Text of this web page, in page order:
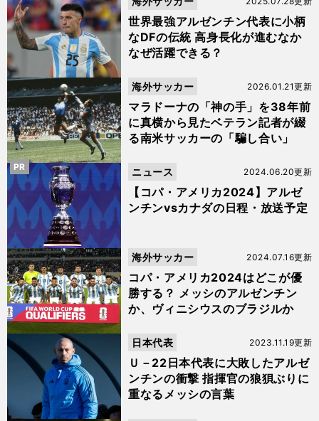
世界最強アルゼンチン代表に小柄
なDFの伝統 高身長化が進むなか
なぜ活躍できる？
マラドーナの「神の手」を38年前
に真横から見たベテラン記者が綴
る南米サッカーの「騙し合い」
2026.01.21更新
海外サッカー
【コパ・アメリカ2024】アルゼ
ンチンvsカナダの日程・放送予定
2024.06.20更新
ニュース
PR
コパ・アメリカ2024はどこが優
勝する？ メッシのアルゼンチン
か、ヴィニシウスのブラジルか
2024.07.16更新
海外サッカー
Ｕ－22日本代表に大敗したアルゼ
ンチンの衝撃 指揮官の狼狽ぶりに
重なるメッシの言葉
2023.11.19更新
日本代表